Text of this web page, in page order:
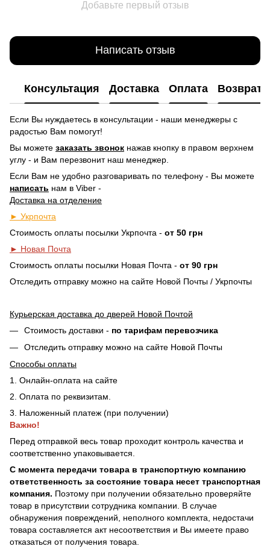
Добавьте первый отзыв
Написать отзыв
Консультация Доставка Оплата Возврат
Если Вы нуждаетесь в консультации - наши менеджеры с
радостью Вам помогут!
Вы можете заказать звонок нажав кнопку в правом верхнем
углу - и Вам перезвонит наш менеджер.
Если Вам не удобно разговаривать по телефону - Вы можете
написать нам в Viber -
Доставка на отделение
► Укрпочта
Стоимость оплаты посылки Укрпочта - от 50 грн
► Новая Почта
Стоимость оплаты посылки Новая Почта - от 90 грн
Отследить отправку можно на сайте Новой Почты / Укрпочты
Курьерская доставка до дверей Новой Почтой
Стоимость доставки - по тарифам перевозчика
Отследить отправку можно на сайте Новой Почты
Способы оплаты
1. Онлайн-оплата на сайте
2. Оплата по реквизитам.
3. Наложенный платеж (при получении)
Важно!
Перед отправкой весь товар проходит контроль качества и
соответственно упаковывается.
С момента передачи товара в транспортную компанию
ответственность за состояние товара несет транспортная
компания. Поэтому при получении обязательно проверяйте
товар в присутствии сотрудника компании. В случае
обнаружения повреждений, неполного комплекта, недостачи
товара составляется акт несоответствия и Вы имеете право
отказаться от получения товара.